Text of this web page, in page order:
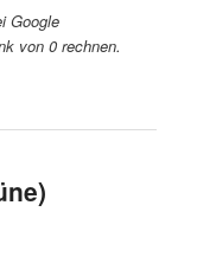
Google
von 0 rechnen.